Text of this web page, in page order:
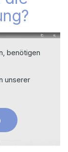
benötigen
unserer